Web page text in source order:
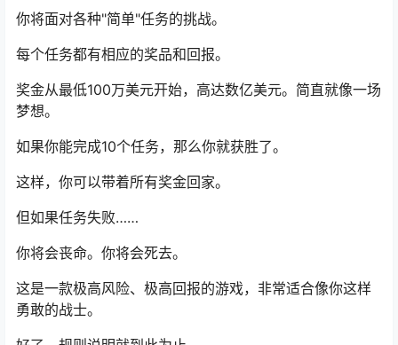
你将面对各种"简单"任务的挑战。
每个任务都有相应的奖品和回报。
奖金从最低100万美元开始，高达数亿美元。简直就像一场
梦想。
如果你能完成10个任务，那么你就获胜了。
这样，你可以带着所有奖金回家。
但如果任务失败……
你将会丧命。你将会死去。
这是一款极高风险、极高回报的游戏，非常适合像你这样
勇敢的战士。